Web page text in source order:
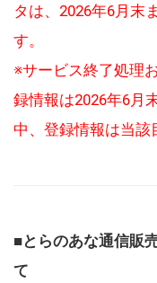
タは、2026年6月末
す。
※サービス終了処理
録情報は2026年6月
中、登録情報は当該
■とらのあな通信販
て